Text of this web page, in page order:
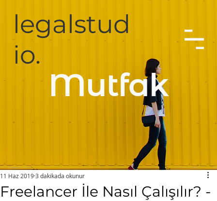
legalstud
io.
Mutfak
Freelancer İle Nasıl Çalışılır? -
11 Haz 20193 dakikada okunur